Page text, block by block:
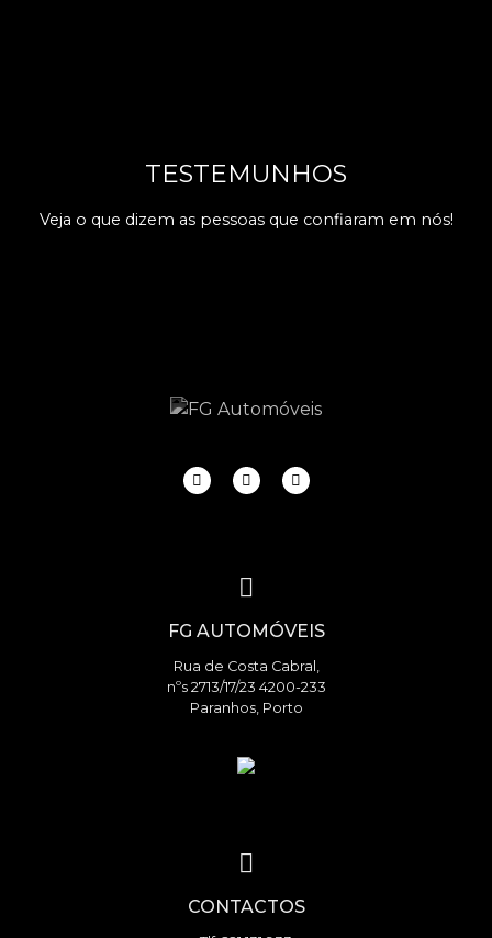
TESTEMUNHOS
Veja o que dizem as pessoas que confiaram em nós!
FG AUTOMÓVEIS
Rua de Costa Cabral,
nºs 2713/17/23 4200-233
Paranhos, Porto
CONTACTOS